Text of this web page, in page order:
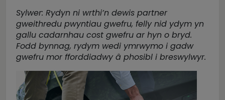
Sylwer: Rydyn ni wrthi’n dewis partner
gweithredu pwyntiau gwefru, felly nid ydym yn
gallu cadarnhau cost gwefru ar hyn o bryd.
Fodd bynnag, rydym wedi ymrwymo i gadw
gwefru mor fforddiadwy â phosibl i breswylwyr.